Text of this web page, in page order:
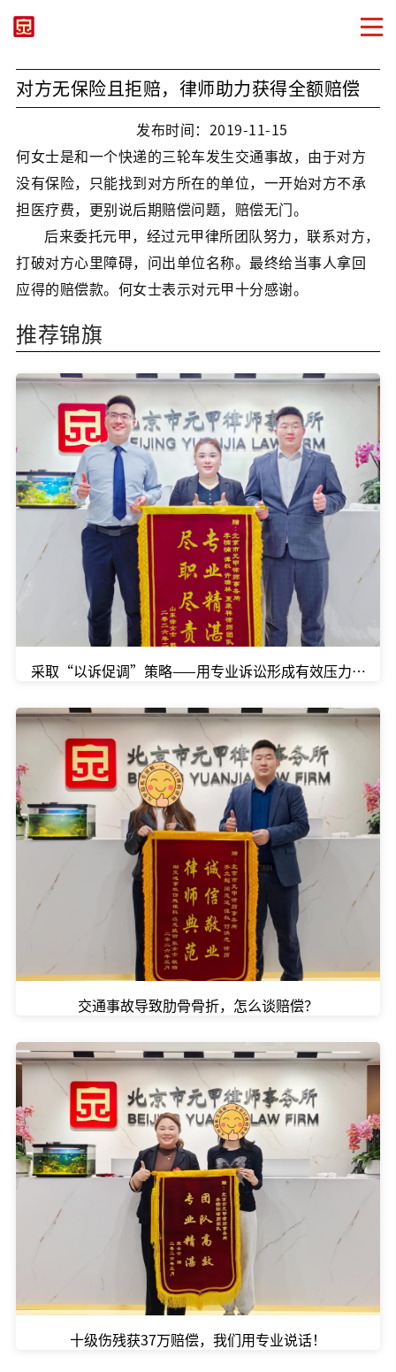
对方无保险且拒赔，律师助力获得全额赔偿
发布时间：2019-11-15
何女士是和一个快递的三轮车发生交通事故，由于对方
没有保险，只能找到对方所在的单位，一开始对方不承
担医疗费，更别说后期赔偿问题，赔偿无门。
后来委托元甲，经过元甲律所团队努力，联系对方，
打破对方心里障碍，问出单位名称。最终给当事人拿回
应得的赔偿款。何女士表示对元甲十分感谢。
推荐锦旗
采取“以诉促调”策略——用专业诉讼形成有效压力，在庭
交通事故导致肋骨骨折，怎么谈赔偿？
十级伤残获37万赔偿，我们用专业说话！